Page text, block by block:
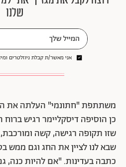
שלנו
אני מאשר/ת קבלת ניוזלטרים
משתתפת "חתונמי" העלתה את
כן הוסיפה דיסקליימר רגיש
שזו תקופה רגישה, קשה
שבא לנו לציין את החג וגם ממש
כתבה בעדינות. "אם להיות כנה,